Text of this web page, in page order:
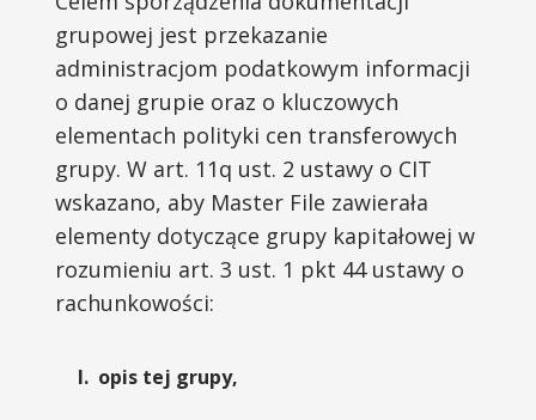
grupowej jest przekazanie
administracjom podatkowym informacji
o danej grupie oraz o kluczowych
elementach polityki cen transferowych
grupy. W art. 11q ust. 2 ustawy o CIT
wskazano, aby Master File zawierała
elementy dotyczące grupy kapitałowej w
rozumieniu art. 3 ust. 1 pkt 44 ustawy o
rachunkowości:
opis tej grupy,